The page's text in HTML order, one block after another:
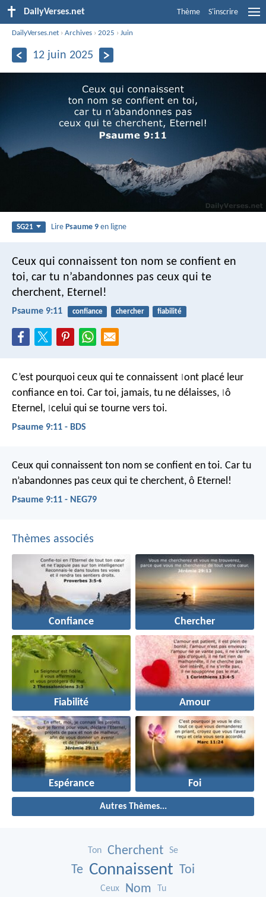
DailyVerses.net Thème S'inscrire
DailyVerses.net ›Archives ›2025 ›Juin
12 juin 2025
SG21 LirePsaume 9 en ligne
Ceux qui connaissent ton nom se confient en
toi, car tu n’abandonnes pas ceux qui te
cherchent, Eternel!
Psaume 9:11 confiance chercher fiabilité
C’est pourquoi ceux qui te connaissent ont placé leur
confiance en toi. Car toi, jamais, tu ne délaisses, ô
Eternel, celui qui se tourne vers toi.
Psaume 9:11 - BDS
Ceux qui connaissent ton nom se confient en toi. Car tu
n’abandonnes pas ceux qui te cherchent, ô Eternel!
Psaume 9:11 - NEG79
Thèmes associés
Confiance Chercher
Fiabilité Amour
Espérance Foi
Autres Thèmes...
Ton Cherchent Se
Te Connaissent Toi
Ceux Nom Tu